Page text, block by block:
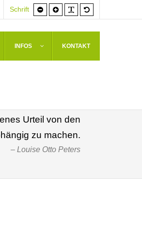
VolleSchrift
Schrift
kleiner
Schrift
größer
INFOS KONTAKT
Urteil von den
zu machen.
Louise Otto Peters